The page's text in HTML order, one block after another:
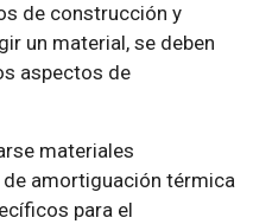
de construcción y
un material, se deben
aspectos de
materiales
amortiguación térmica
para el